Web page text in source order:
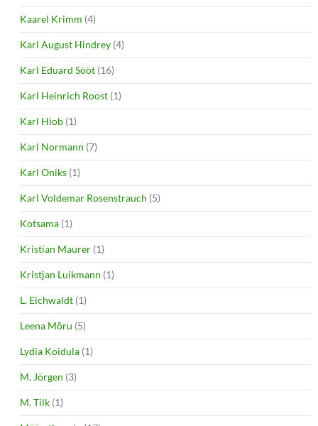
Kaarel Krimm (4)
Karl August Hindrey (4)
Karl Eduard Sööt (16)
Karl Heinrich Roost (1)
Karl Hiob (1)
Karl Normann (7)
Karl Oniks (1)
Karl Voldemar Rosenstrauch (5)
Kotsama (1)
Kristian Maurer (1)
Kristjan Luikmann (1)
L. Eichwaldt (1)
Leena Mõru (5)
Lydia Koidula (1)
M. Jörgen (3)
M. Tilk (1)